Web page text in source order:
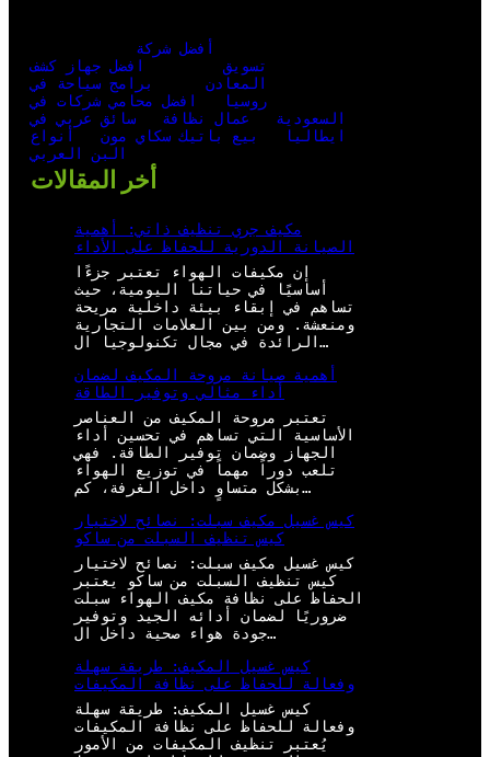
أفضل شركة
تسويق
افضل جهاز كشف
المعادن
برامج سياحة في
روسيا
افضل محامي شركات في
السعودية
عمال نظافة
سائق عربي في
ايطاليا
بيع باتيك سكاي مون
أنواع
البن العربي
أخر المقالات
مكيف جري تنظيف ذاتي: أهمية
الصيانة الدورية للحفاظ على الأداء
إن مكيفات الهواء تعتبر جزءًا
أساسيًا في حياتنا اليومية، حيث
تساهم في إبقاء بيئة داخلية مريحة
ومنعشة. ومن بين العلامات التجارية
الرائدة في مجال تكنولوجيا ال…
أهمية صيانة مروحة المكيف لضمان
أداء مثالي وتوفير الطاقة
تعتبر مروحة المكيف من العناصر
الأساسية التي تساهم في تحسين أداء
الجهاز وضمان توفير الطاقة. فهي
تلعب دوراً مهماً في توزيع الهواء
بشكل متساوٍ داخل الغرفة، كم…
كيس غسيل مكيف سبلت: نصائح لاختيار
كيس تنظيف السبلت من ساكو
كيس غسيل مكيف سبلت: نصائح لاختيار
كيس تنظيف السبلت من ساكو يعتبر
الحفاظ على نظافة مكيف الهواء سبلت
ضروريًا لضمان أدائه الجيد وتوفير
جودة هواء صحية داخل ال…
كيس غسيل المكيف: طريقة سهلة
وفعالة للحفاظ على نظافة المكيفات
كيس غسيل المكيف: طريقة سهلة
وفعالة للحفاظ على نظافة المكيفات
يُعتبر تنظيف المكيفات من الأمور